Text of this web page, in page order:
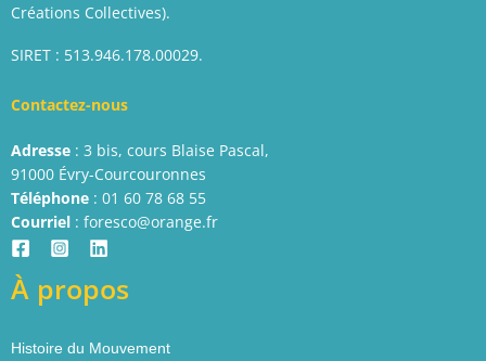
Créations Collectives).
SIRET : 513.946.178.00029.
Contactez-nous
Adresse : 3 bis, cours Blaise Pascal,
91000 Évry-Courcouronnes
Téléphone : 01 60 78 68 55
Courriel : foresco@orange.fr
À propos
Histoire du Mouvement